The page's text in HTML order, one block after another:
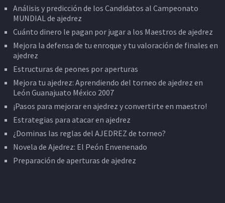
Análisis y predicción de los Candidatos al Campeonato
MUNDIAL de ajedrez
Cuánto dinero le pagan por jugar a los Maestros de ajedrez
Mejora la defensa de tu enroque y tu valoración de finales en
ajedrez
Estructuras de peones por aperturas
Mejora tu ajedrez: Aprendiendo del torneo de ajedrez en
León Guanajuato México 2007
¡Pasos para mejorar en ajedrez y convertirte en maestro!
Estrategias para atacar en ajedrez
¿Dominas las reglas del AJEDREZ de torneo?
Novela de Ajedrez: El Peón Envenenado
Preparación de aperturas de ajedrez